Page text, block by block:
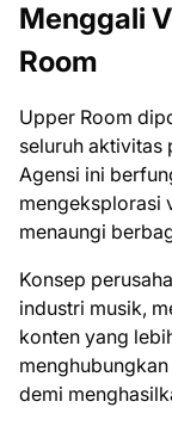
Menggali
Room
Upper Room
seluruh aktivitas
Agensi ini
mengeksplorasi
menaungi
Konsep
industri musik,
konten yang
demi